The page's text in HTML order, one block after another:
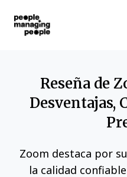
Reseña de
Desventajas,
Zoom destaca por
la calidad